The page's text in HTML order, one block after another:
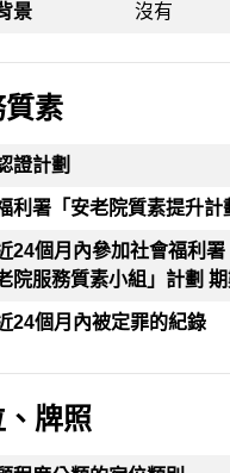
景 沒有
素
證計劃
利署「安老院質素提升計
24個月內參加社會福利署
院服務質素小組」計劃
24個月內被定罪的紀錄
牌照